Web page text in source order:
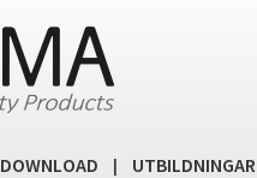
DOWNLOAD | UTBILDNINGAR